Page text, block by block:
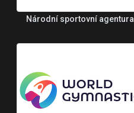
Národní sportovní agentura